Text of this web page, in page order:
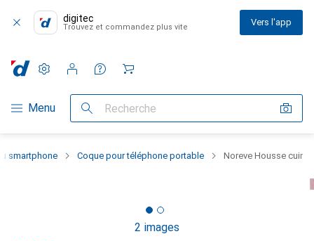
digitec
Trouvez et commandez plus vite Vers l'app
Navigation par catégorie
Menu Recherche
Paramètres
Compte client
Listes de comparaison
Listes d'envies
Panier
smartphone Coque pour téléphone portable Noreve Housse cuir
2 images